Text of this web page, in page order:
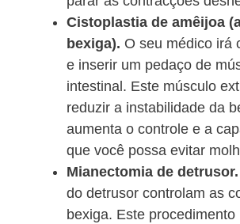
Cistoplastia de amêijoa
bexiga). O seu médico irá
e inserir um pedaço de
intestinal. Este músculo
reduzir a instabilidade da
aumenta o controle e a
que você possa evitar
Mianectomia de detrusor.
do detrusor controlam as
bexiga. Este procedimento